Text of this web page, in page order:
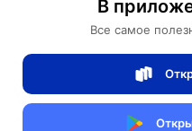
В
Все самое
Питательный крем
Moist Hands
0
Магазин Bioaqua